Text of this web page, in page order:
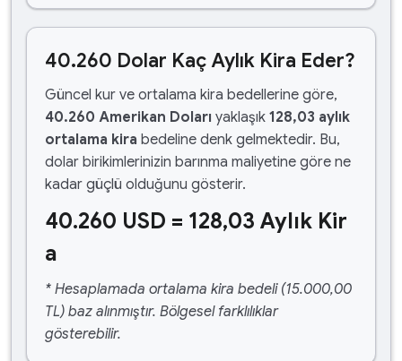
40.260 Dolar Kaç Aylık Kira Eder?
Güncel kur ve ortalama kira bedellerine göre,
40.260 Amerikan Doları yaklaşık 128,03 aylık
ortalama kira bedeline denk gelmektedir. Bu,
dolar birikimlerinizin barınma maliyetine göre ne
kadar güçlü olduğunu gösterir.
40.260 USD = 128,03 Aylık Kir
a
* Hesaplamada ortalama kira bedeli (15.000,00
TL) baz alınmıştır. Bölgesel farklılıklar
gösterebilir.